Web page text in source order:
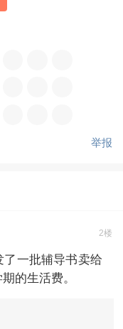
举报
2楼
一批辅导书卖给
的生活费。